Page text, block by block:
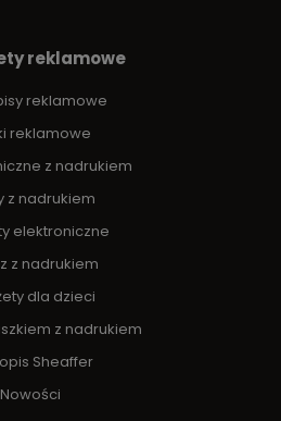
reklamowe
reklamowe
reklamowe
z nadrukiem
z nadrukiem
elektroniczne
z nadrukiem
dla dzieci
z nadrukiem
Sheaffer
Nowości